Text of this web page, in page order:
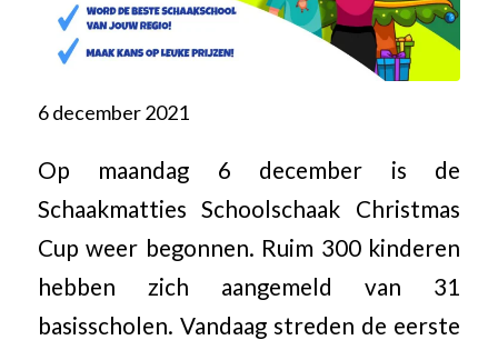
6 december 2021
Op maandag 6 december is de
Schaakmatties Schoolschaak Christmas
Cup weer begonnen. Ruim 300 kinderen
hebben zich aangemeld van 31
basisscholen. Vandaag streden de eerste